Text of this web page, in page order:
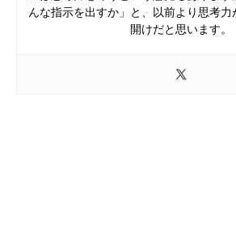
んな指示を出すか」と、以前より思考
開けだと思います。